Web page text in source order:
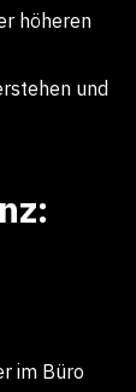
höheren
und
im Büro